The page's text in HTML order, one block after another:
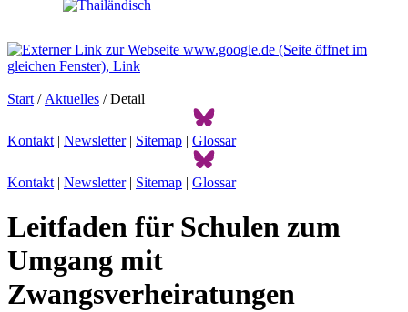
Start / Aktuelles / Detail
Kontakt | Newsletter| Sitemap | Glossar
Kontakt | Newsletter| Sitemap | Glossar
Leitfaden für Schulen zum
Umgang mit
Zwangsverheiratungen